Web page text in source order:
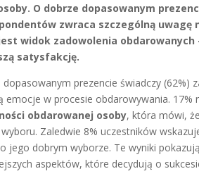
O dobrze dopasowanym
zwraca szczególną uwagę
widok zadowolenia
satysfakcję.
dopasowanym prezencie świadczy (62%) z
emocje w procesie obdarowywania. 17%
obdarowanej osoby, która mówi,
Zaledwie 8% uczestników
jego dobrym wyborze. Te wyniki
aspektów, które decydują o